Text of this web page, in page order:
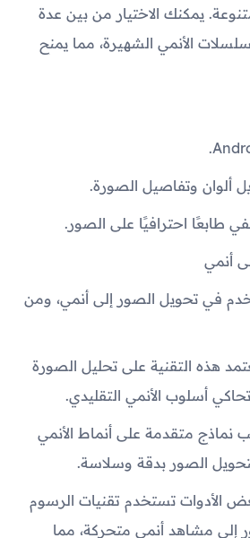
يمكنك الاختيار من بين عدة
الأنمي الشهيرة، مما يمنح
ألوان وتفاصيل الصورة.
طابعًا احترافيًا على الصور.
أنمي
في تحويل الصور إلى أنمي، ومن
هذه التقنية على تحليل الصورة
أسلوب الأنمي التقليدي.
نماذج متقدمة على أنماط الأنمي
الصور بدقة وسلاسة.
الأدوات تستخدم تقنيات الرسوم
إلى مشاهد أنمي متحركة، مما